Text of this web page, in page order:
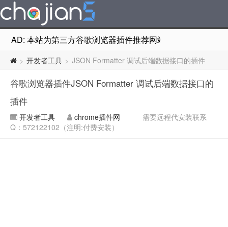
AD: 本站为第三方谷歌浏览器插件推荐网站，非Google
> 开发者工具 > JSON Formatter 调试后端数据接口的插件
谷歌浏览器插件JSON Formatter 调试后端数据接口的
插件
开发者工具 chrome插件网
需要远程代安装联系
Q：572122102（注明:付费安装）